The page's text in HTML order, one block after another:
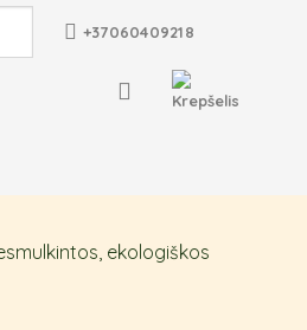
+37060409218
ekologiškos